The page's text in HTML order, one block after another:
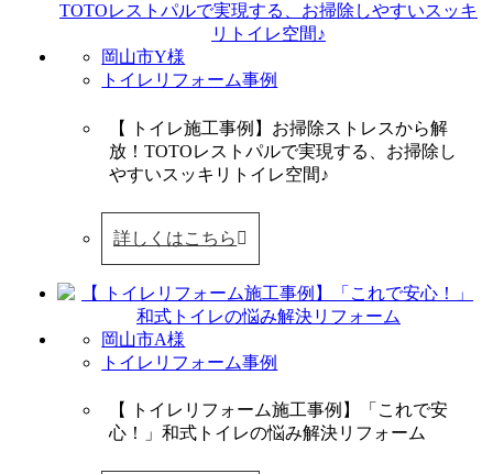
岡山市Y様
トイレリフォーム事例
【 トイレ施工事例】お掃除ストレスから解
放！TOTOレストパルで実現する、お掃除し
やすいスッキリトイレ空間♪
詳しくはこちら
岡山市A様
トイレリフォーム事例
【 トイレリフォーム施工事例】「これで安
心！」和式トイレの悩み解決リフォーム